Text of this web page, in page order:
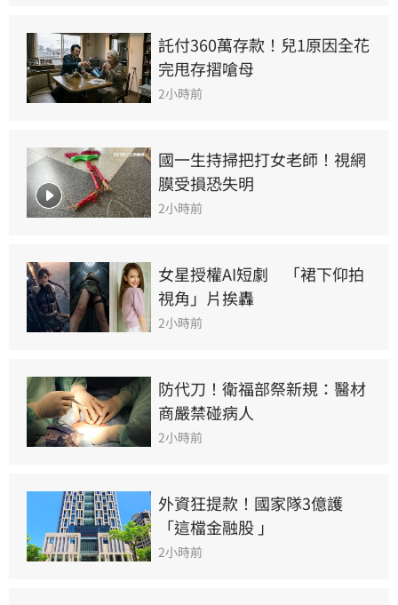
託付360萬存款！兒1原因全花
完甩存摺嗆母
2小時前
國一生持掃把打女老師！視網
膜受損恐失明
2小時前
女星授權AI短劇　「裙下仰拍
視角」片挨轟
2小時前
防代刀！衛福部祭新規：醫材
商嚴禁碰病人
2小時前
外資狂提款！國家隊3億護
「這檔金融股 」
2小時前